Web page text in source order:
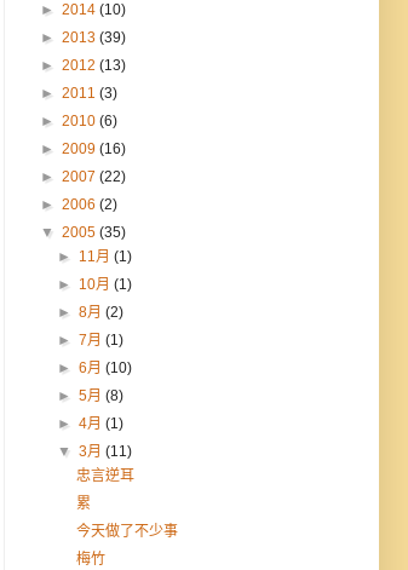
► 2014 (10)
► 2013 (39)
► 2012 (13)
► 2011 (3)
► 2010 (6)
► 2009 (16)
► 2007 (22)
► 2006 (2)
▼ 2005 (35)
► 11月(1)
► 10月(1)
►8月(2)
►7月(1)
►6月(10)
►5月(8)
►4月(1)
▼3月(11)
忠言逆耳
累
今天做了不少事
梅竹